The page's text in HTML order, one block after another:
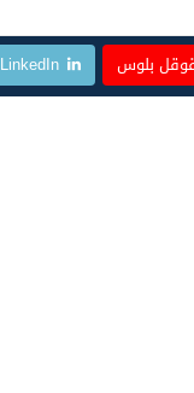
بلوس LinkedIn